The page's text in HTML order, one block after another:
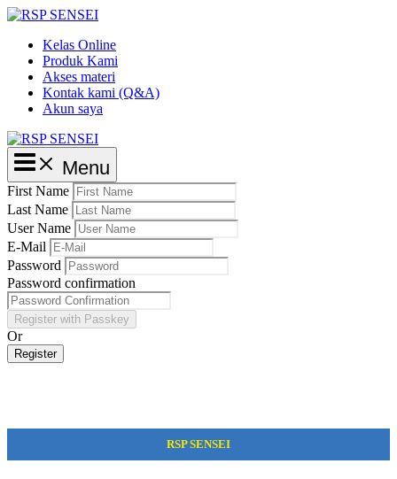
Lewati
kontenKelas Online
Produk Kami
Akses materi
Kontak kami (Q&A)
Akun saya
Main
Menu
Menu
First Name
Last Name
User Name
E-Mail
Password
Password confirmation
Register with Passkey
Or
Register
RSP SENSEI